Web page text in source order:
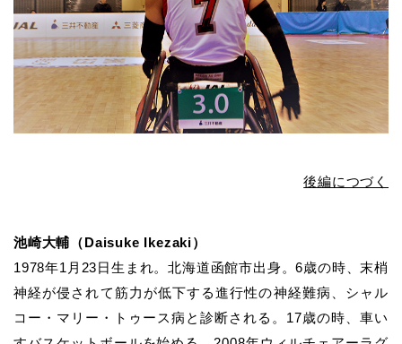
後編につづく
池崎大輔 （Daisuke Ikezaki）
1978年1月23日生まれ。北海道函館市出身。6歳の時、末梢
神経が侵されて筋力が低下する進行性の神経難病、 シャル
コー・マリー・トゥース病 と診断される。17歳の時、車い